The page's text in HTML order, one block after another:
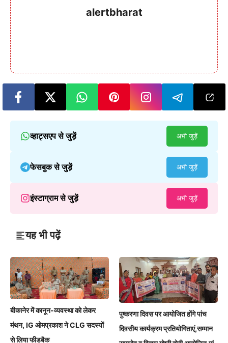
alertbharat
व्हाट्सएप से जुड़ें अभी जुड़ें
फेसबुक से जुड़ें अभी जुड़ें
इंस्टाग्राम से जुड़ें अभी जुड़ें
यह भी पढ़ें
बीकानेर में कानून-व्यवस्था को लेकर
मंथन, IG ओमप्रकाश ने CLG सदस्यों
से लिया फीडबैक
पुष्करणा दिवस पर आयोजित होंगे पांच
दिवसीय कार्यक्रम प्रतियोगिताएं,सम्मान